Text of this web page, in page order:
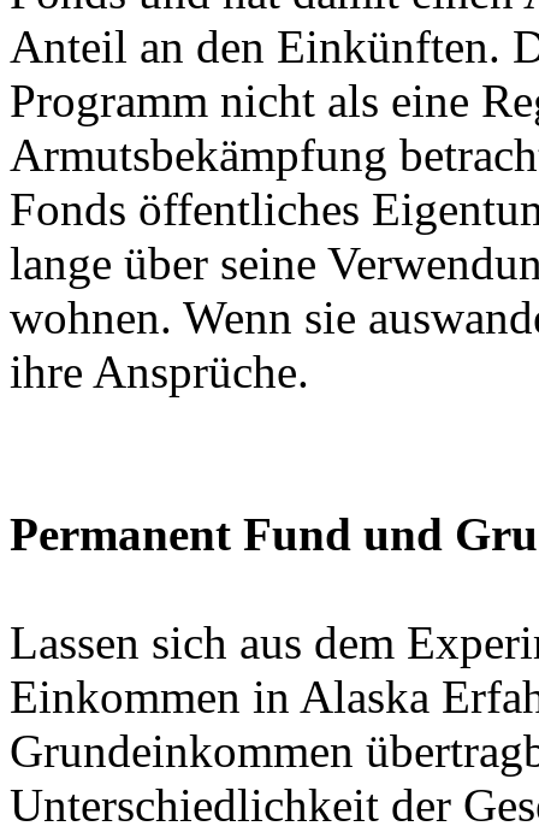
Anteil an den Einkünften.
Programm nicht als eine
Armutsbekämpfung
Fonds öffentliches
lange über seine
wohnen. Wenn sie
ihre Ansprüche.
Permanent Fund und
Lassen sich aus dem
Einkommen in Alaska
Grundeinkommen
Unterschiedlichkeit der